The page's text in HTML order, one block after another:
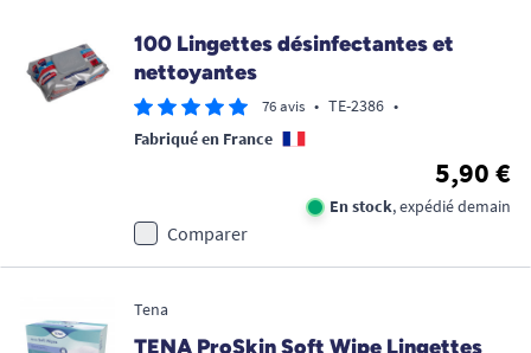
100 Lingettes désinfectantes et
nettoyantes
76 avis • TE-2386 •
Fabriqué en France
5,90 €
En stock, expédié demain
Comparer
Tena
TENA ProSkin Soft Wipe Lingettes